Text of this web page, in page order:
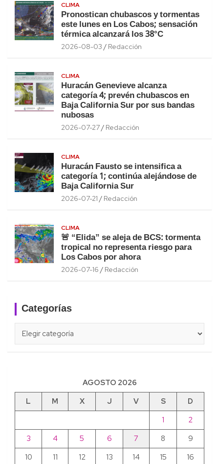
CLIMA
Pronostican chubascos y tormentas
este lunes en Los Cabos; sensación
térmica alcanzará los 38°C
2026-08-03 Redacción
CLIMA
Huracán Genevieve alcanza
categoría 4; prevén chubascos en
Baja California Sur por sus bandas
nubosas
2026-07-27 Redacción
CLIMA
Huracán Fausto se intensifica a
categoría 1; continúa alejándose de
Baja California Sur
2026-07-21 Redacción
CLIMA
🚨 “Elida” se aleja de BCS: tormenta
tropical no representa riesgo para
Los Cabos por ahora
2026-07-16 Redacción
Categorías
AGOSTO 2026
L
M X J V S
D
1
2
3
4 5 6 7 8
9
10
11 12 13 14 15 16